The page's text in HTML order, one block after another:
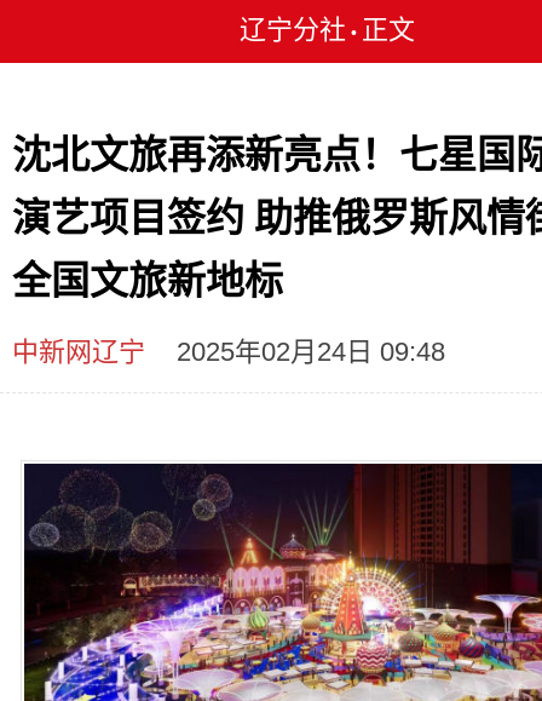
辽宁分社 • 正文
沈北文旅再添新亮点！七星国
演艺项目签约 助推俄罗斯风情
全国文旅新地标
中新网辽宁 2025年02月24日 09:48